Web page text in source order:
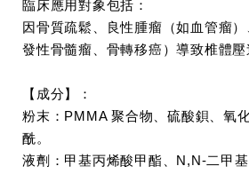
臨床應用對象包括：
因骨質疏鬆、良性腫瘤（如血管瘤
發性骨髓瘤、骨轉移癌）導致椎體壓
【成分】：
粉末：PMMA 聚合物、硫酸鋇、氧
酰。
液劑：甲基丙烯酸甲酯、N,N-二甲